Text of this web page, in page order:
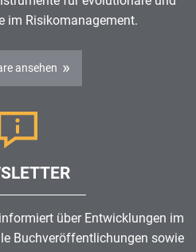
im Risikomanagement.
ansehen
über Entwicklungen im
Buchveröffentlichungen sowie